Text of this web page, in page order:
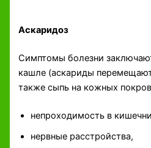
Аскаридоз
Симптомы болезни
кашле (аскариды
также сыпь на кожных
непроходимость в
нервные расстройства,